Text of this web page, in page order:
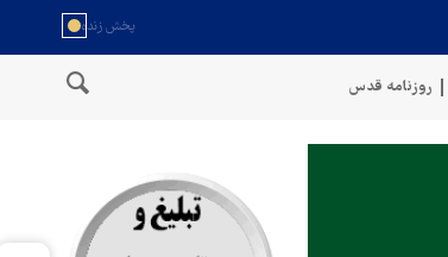
روزنامه قدس